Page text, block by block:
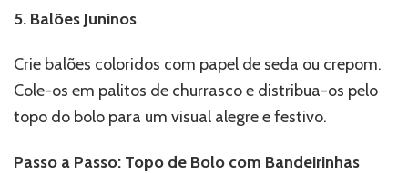
5. Balões Juninos
Crie balões coloridos com papel de seda ou crepom.
Cole-os em palitos de churrasco e distribua-os pelo
topo do bolo para um visual alegre e festivo.
Passo a Passo: Topo de Bolo com Bandeirinhas